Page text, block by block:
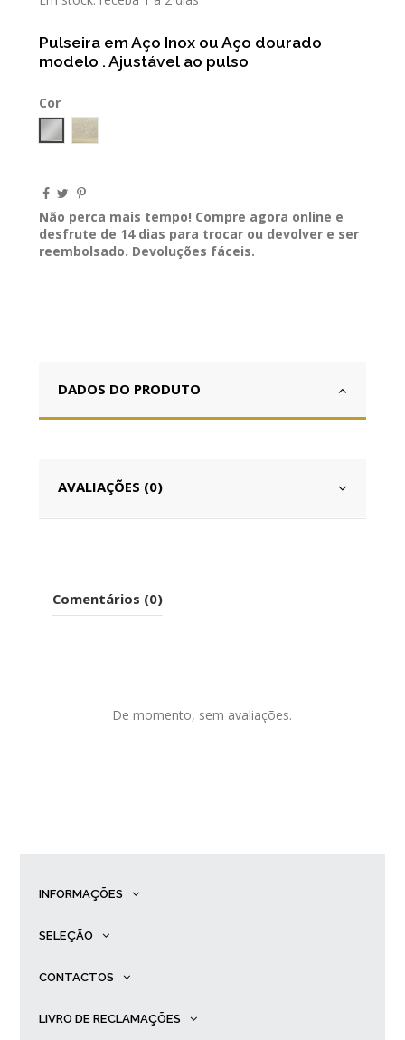
Pulseira em Aço Inox ou Aço dourado
modelo . Ajustável ao pulso
Cor
PrateadoDourado
Não perca mais tempo! Compre agora online e
desfrute de 14 dias para trocar ou devolver e ser
reembolsado. Devoluções fáceis.
DADOS DO PRODUTO
AVALIAÇÕES (0)
Comentários (0)
De momento, sem avaliações.
INFORMAÇÕES
SELEÇÃO
CONTACTOS
LIVRO DE RECLAMAÇÕES